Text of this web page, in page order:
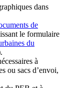
dans
de
le formulaire
du
à
ou sacs d’envoi,